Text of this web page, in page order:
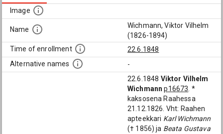
Image
Name
Wichmann, Viktor Vilhelm
(1826-1894)
Time of enrollment
22.6.1848
Alternative names
-
22.6.1848 Viktor Vilhelm
Wichmann p16673 . *
kaksosena Raahessa
21.12.1826. Vht: Raahen
apteekkari Karl Wichmann
(† 1856) ja Beata Gustava